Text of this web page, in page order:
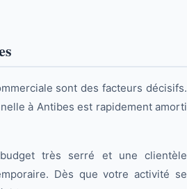
sont des facteurs décisifs.
à Antibes est rapidement amorti
très serré et une clientèle
Dès que votre activité se